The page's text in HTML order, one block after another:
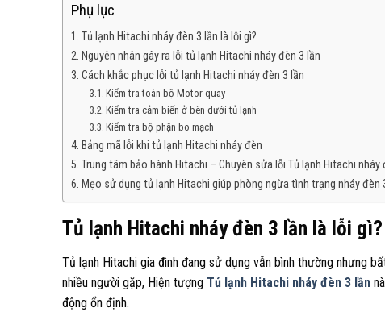
Phụ lục
Tủ lạnh Hitachi nháy đèn 3 lần là lỗi gì?
Nguyên nhân gây ra lỗi tủ lạnh Hitachi nháy đèn 3 lần
Cách khắc phục lỗi tủ lạnh Hitachi nháy đèn 3 lần
Kiểm tra toàn bộ Motor quay
Kiểm tra cảm biến ở bên dưới tủ lạnh
Kiểm tra bộ phận bo mạch
Bảng mã lỗi khi tủ lạnh Hitachi nháy đèn
Trung tâm bảo hành Hitachi – Chuyên sửa lỗi Tủ lạnh Hitachi nháy
Mẹo sử dụng tủ lạnh Hitachi giúp phòng ngừa tình trạng nháy đèn
Tủ lạnh Hitachi nháy đèn 3 lần là lỗi gì?
Tủ lạnh Hitachi gia đình đang sử dụng vẫn bình thường nhưng
nhiều người gặp, Hiện tượng Tủ lạnh Hitachi nháy đèn 3 lần
động ổn định.